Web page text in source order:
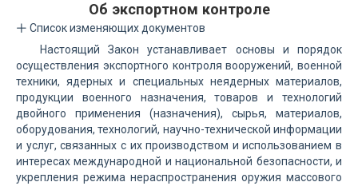
Об экспортном контроле
Список изменяющих документов
Настоящий Закон устанавливает основы и порядок
осуществления экспортного контроля вооружений, военной
техники, ядерных и специальных неядерных материалов,
продукции военного назначения, товаров и технологий
двойного применения (назначения), сырья, материалов,
оборудования, технологий, научно-технической информации
и услуг, связанных с их производством и использованием в
интересах международной и национальной безопасности, и
укрепления режима нераспространения оружия массового